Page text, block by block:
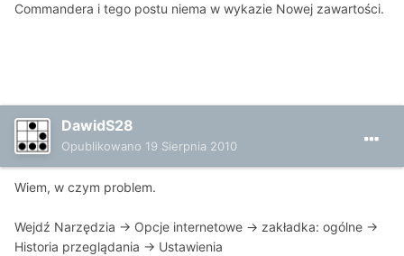
Commandera i tego postu niema w wykazie Nowej zawartości.
DawidS28
Opublikowano 19 Sierpnia 2010
Wiem, w czym problem.
Wejdź Narzędzia -> Opcje internetowe -> zakładka: ogólne ->
Historia przeglądania -> Ustawienia